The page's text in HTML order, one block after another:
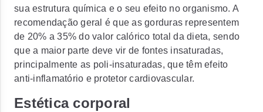
sua estrutura química e o seu efeito no organismo. A
recomendação geral é que as gorduras representem
de 20% a 35% do valor calórico total da dieta, sendo
que a maior parte deve vir de fontes insaturadas,
principalmente as poli-insaturadas, que têm efeito
anti-inflamatório e protetor cardiovascular.
Estética corporal